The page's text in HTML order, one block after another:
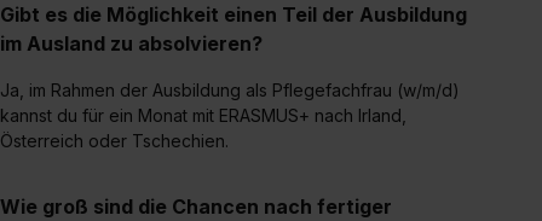
Gibt es die Möglichkeit einen Teil der Ausbildung
im Ausland zu absolvieren?
Ja, im Rahmen der Ausbildung als Pflegefachfrau (w/m/d)
kannst du für ein Monat mit ERASMUS+ nach Irland,
Österreich oder Tschechien.
Wie groß sind die Chancen nach fertiger